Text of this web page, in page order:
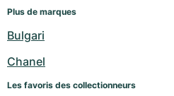
Plus de marques
Bulgari
Chanel
Les favoris des collectionneurs